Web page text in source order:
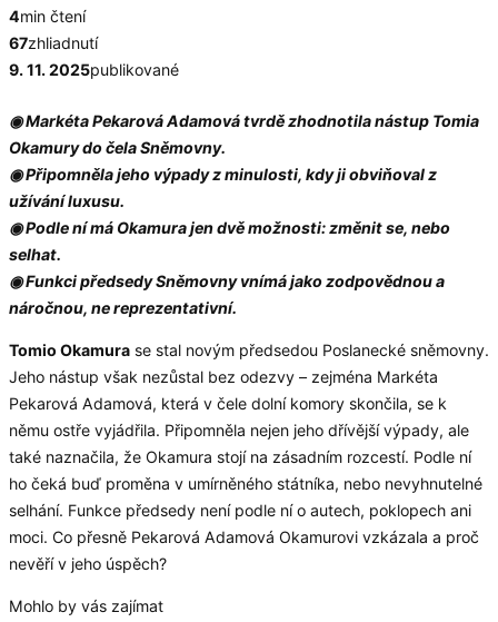
4min čtení
67zhliadnutí
9. 11. 2025publikované
◉ Markéta Pekarová Adamová tvrdě zhodnotila nástup Tomia
Okamury do čela Sněmovny.
◉ Připomněla jeho výpady z minulosti, kdy ji obviňoval z
užívání luxusu.
◉ Podle ní má Okamura jen dvě možnosti: změnit se, nebo
selhat.
◉ Funkci předsedy Sněmovny vnímá jako zodpovědnou a
náročnou, ne reprezentativní.
Tomio Okamura se stal novým předsedou Poslanecké sněmovny.
Jeho nástup však nezůstal bez odezvy – zejména Markéta
Pekarová Adamová, která v čele dolní komory skončila, se k
němu ostře vyjádřila. Připomněla nejen jeho dřívější výpady, ale
také naznačila, že Okamura stojí na zásadním rozcestí. Podle ní
ho čeká buď proměna v umírněného státníka, nebo nevyhnutelné
selhání. Funkce předsedy není podle ní o autech, poklopech ani
moci. Co přesně Pekarová Adamová Okamurovi vzkázala a proč
nevěří v jeho úspěch?
Mohlo by vás zajímat